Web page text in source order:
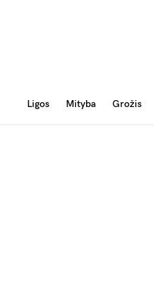
Ligos Mityba Grožis